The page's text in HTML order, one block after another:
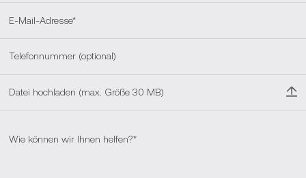
Datei hochladen (max. Größe 30 MB)